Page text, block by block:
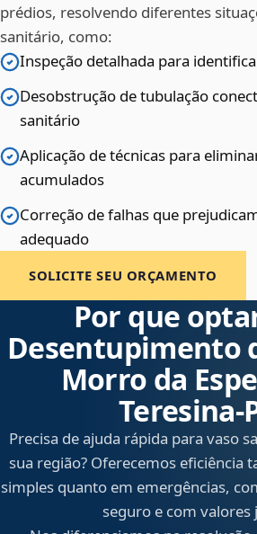
prédios, resolvendo diferentes
sanitário, como:
Inspeção detalhada para
Desobstrução de tubulação
sanitário
Aplicação de técnicas para
acumulados
Correção de falhas que
adequado
SOLICITE SEU ORÇAMENTO
Por que
Desentupimento
Morro da
Precisa de ajuda rápida para vaso
sua região? Oferecemos eficiência
simples quanto em emergências,
seguro e com valores